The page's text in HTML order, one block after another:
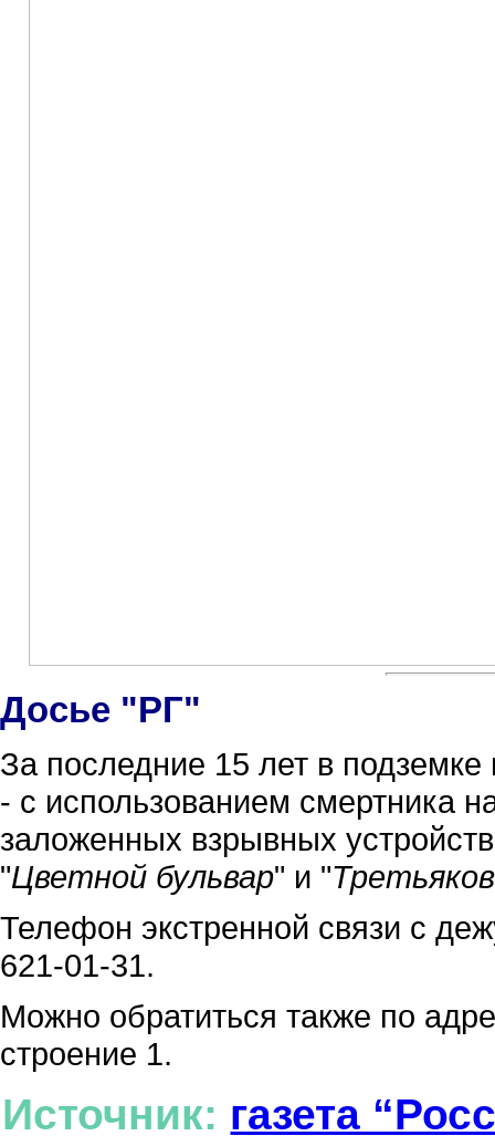
Досье "РГ"
За последние 15 лет в
- с использованием смертника
заложенных взрывных
"Цветной бульвар" и "
Телефон экстренной связи с
621-01-31.
Можно обратиться также по
строение 1.
Источник: газета